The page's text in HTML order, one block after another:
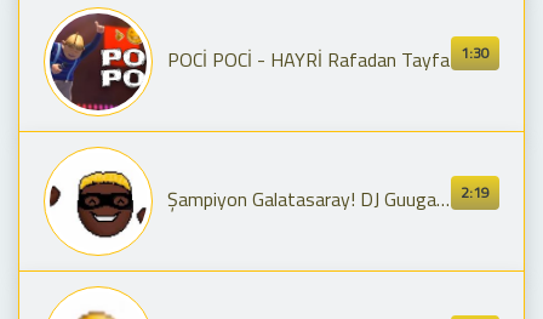
1:30
POCİ POCİ - HAYRİ Rafadan Tayfa
2:19
Şampiyon Galatasaray! DJ Guuga & MC Livinho - Vidrado em Voce x Trend Osimhen Emoji 🥳